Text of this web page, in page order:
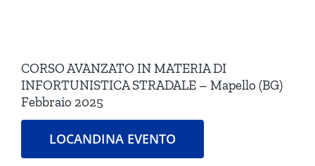
immagine
CORSO AVANZATO IN MATERIA DI
INFORTUNISTICA STRADALE – Mapello (BG)
Febbraio 2025
LOCANDINA EVENTO